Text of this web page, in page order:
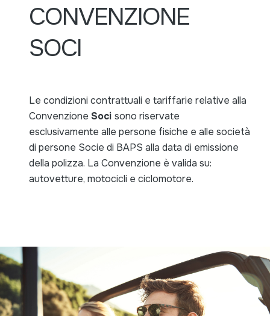
CONVENZIONE
SOCI
Le condizioni contrattuali e tariffarie relative alla
Convenzione Soci sono riservate
esclusivamente alle persone fisiche e alle società
di persone Socie di BAPS alla data di emissione
della polizza. La Convenzione è valida su:
autovetture, motocicli e ciclomotore.